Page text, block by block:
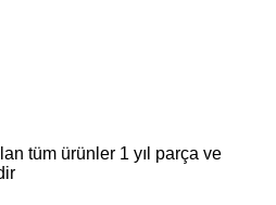
tüm ürünler 1 yıl parça ve